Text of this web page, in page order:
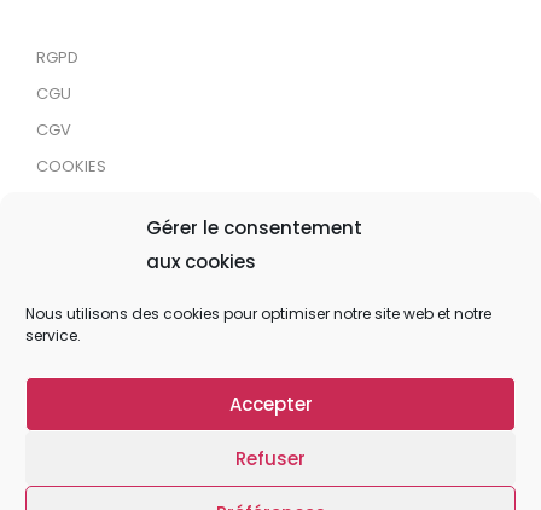
Gérer le consentement
aux cookies
Nous utilisons des cookies pour optimiser notre site web et notre
service.
Accepter
Refuser
RGPD
CGU
CGV
COOKIES